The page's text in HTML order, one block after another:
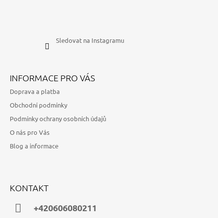
Sledovat na Instagramu
INFORMACE PRO VÁS
Doprava a platba
Obchodní podmínky
Podmínky ochrany osobních údajů
O nás pro Vás
Blog a informace
KONTAKT
+420606080211